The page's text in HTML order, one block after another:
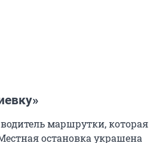
маршрутки, которая
остановка украшена